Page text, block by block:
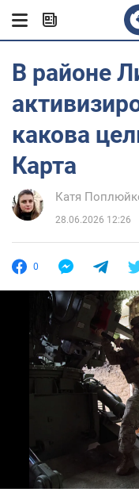
В районе
какова
Карта
Катя
28.06.2026 12:26
0